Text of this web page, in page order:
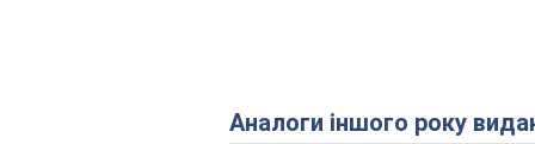
Аналоги іншого року